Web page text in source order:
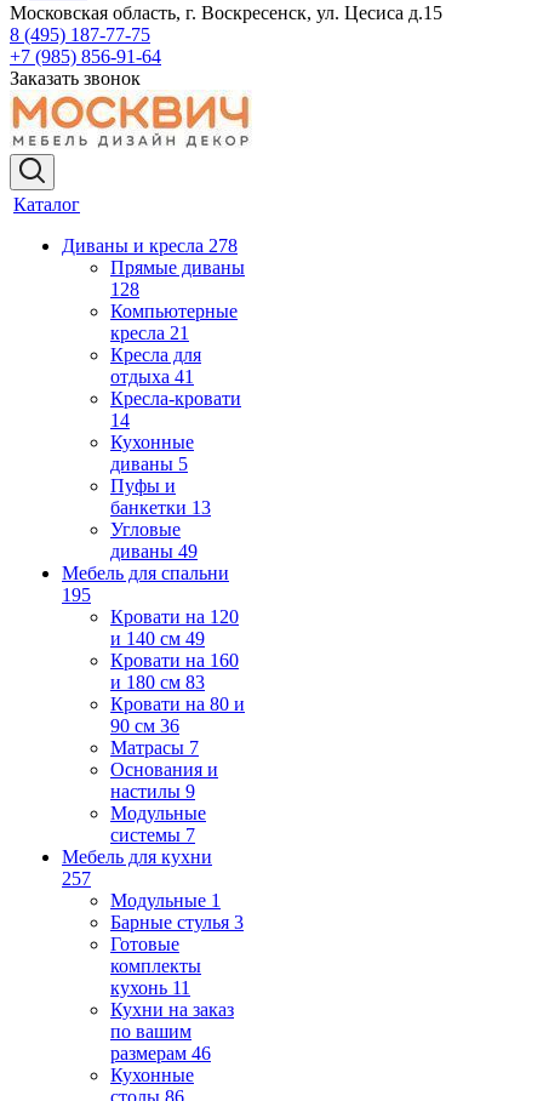
Московская область, г. Воскресенск, ул. Цесиса д.15
8 (495) 187-77-75
+7 (985) 856-91-64
Заказать звонок
Каталог
Диваны и кресла 278
Прямые диваны
128
Компьютерные
кресла 21
Кресла для
отдыха 41
Кресла-кровати
14
Кухонные
диваны 5
Пуфы и
банкетки 13
Угловые
диваны 49
Мебель для спальни
195
Кровати на 120
и 140 см 49
Кровати на 160
и 180 см 83
Кровати на 80 и
90 см 36
Матрасы 7
Основания и
настилы 9
Модульные
системы 7
Мебель для кухни
257
Модульные 1
Барные стулья 3
Готовые
комплекты
кухонь 11
Кухни на заказ
по вашим
размерам 46
Кухонные
столы 86